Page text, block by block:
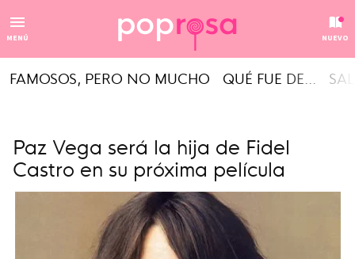
MENÚ NUEVO
FAMOSOS, PERO NO MUCHO QUÉ FUE DE...
Paz Vega será la hija de Fidel
Castro en su próxima película